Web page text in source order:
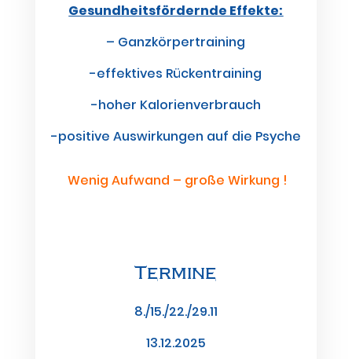
Gesundheitsfördernde Effekte:
– Ganzkörpertraining
-effektives Rückentraining
-hoher Kalorienverbrauch
-positive Auswirkungen auf die Psyche
Wenig Aufwand – große Wirkung !
Termine
8./15./22./29.11
13.12.2025